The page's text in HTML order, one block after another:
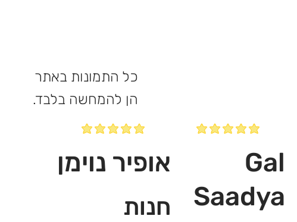
כל התמונות באתר
הן להמחשה בלבד.
אופיר נוימן
חנות
Gal
Saadya